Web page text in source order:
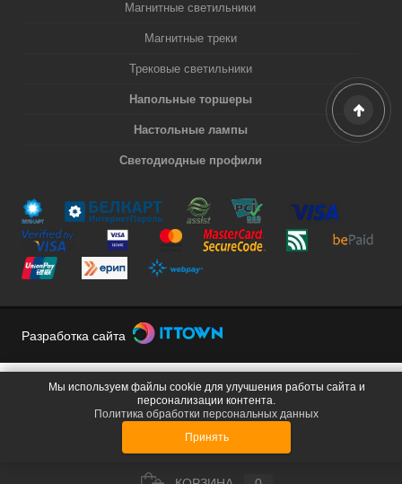
Магнитные светильники
Магнитные треки
Трековые светильники
Напольные торшеры
Настольные лампы
Светодиодные профили
Разработка сайта
Мы используем файлы cookie для улучшения работы сайта и
персонализации контента.
Политика обработки персональных данных
Принять